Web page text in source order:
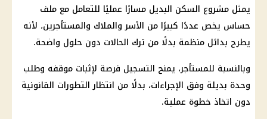
يمثل مشروع السكن البديل مسارًا عمليًا للتعامل مع ملف
حساس يخص عددًا كبيرًا من الأسر والملاك والمستأجرين، لأنه
يطرح بدائل منظمة بدلًا من ترك الحالات دون حلول واضحة.
وبالنسبة للمستأجر، يمنح التسجيل فرصة لإثبات موقفه وطلب
وحدة بديلة وفق الإجراءات، بدلًا من انتظار التطورات القانونية
دون اتخاذ خطوة عملية.